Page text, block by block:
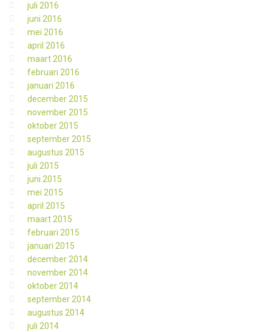
juli 2016
juni 2016
mei 2016
april 2016
maart 2016
februari 2016
januari 2016
december 2015
november 2015
oktober 2015
september 2015
augustus 2015
juli 2015
juni 2015
mei 2015
april 2015
maart 2015
februari 2015
januari 2015
december 2014
november 2014
oktober 2014
september 2014
augustus 2014
juli 2014